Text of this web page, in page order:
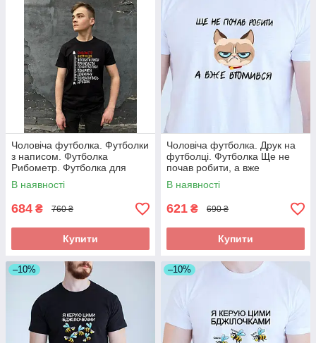
Чоловіча футболка. Футболки
з написом. Футболка
Рибометр. Футболка для
рибака
В наявності
684 ₴ 760 ₴
Купити
Чоловіча футболка. Друк на
футболці. Футболка Ще не
почав робити, а вже
втомився
В наявності
621 ₴ 690 ₴
Купити
–10% –10%